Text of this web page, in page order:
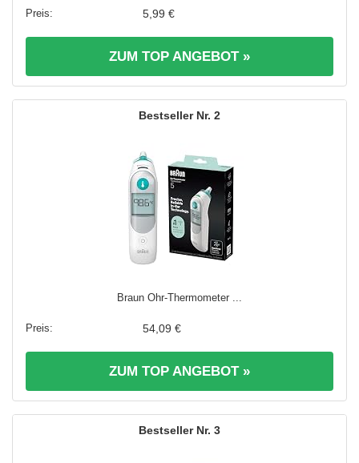
5,99 €
ZUM TOP ANGEBOT »
2
Braun Ohr-Thermometer ...
54,09 €
ZUM TOP ANGEBOT »
3